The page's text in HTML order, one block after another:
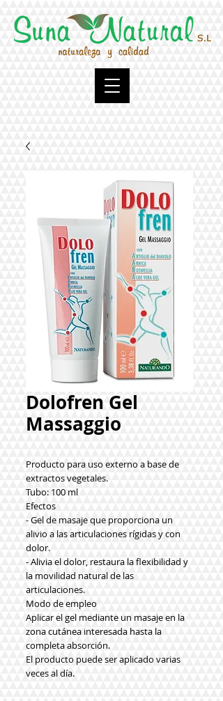
Dolofren Gel
Massaggio
Producto para uso externo a base de
extractos vegetales.
Tubo: 100 ml
Efectos
- Gel de masaje que proporciona un
alivio a las articulaciones rígidas y con
dolor.
- Alivia el dolor, restaura la flexibilidad y
la movilidad natural de las
articulaciones.
Modo de empleo
Aplicar el gel mediante un masaje en la
zona cutánea interesada hasta la
completa absorción.
El producto puede ser aplicado varias
veces al día.